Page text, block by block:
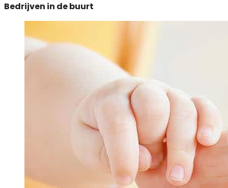
Bedrijven in de buurt